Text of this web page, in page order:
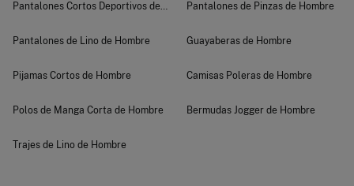
Pantalones Cortos Deportivos de Hombre
Pantalones de Lino de Hombre
Pijamas Cortos de Hombre
Polos de Manga Corta de Hombre
Trajes de Lino de Hombre
Pantalones de Pinzas de Hombre
Guayaberas de Hombre
Camisas Poleras de Hombre
Bermudas Jogger de Hombre